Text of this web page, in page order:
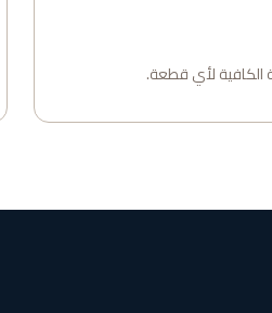
الكافية لأي قطعة.